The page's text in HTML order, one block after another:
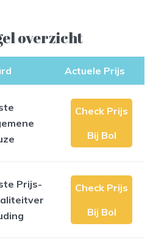
overzicht
Actuele Prijs
Check Prijs
Bij Bol
Prijs-
Check Prijs
Bij Bol